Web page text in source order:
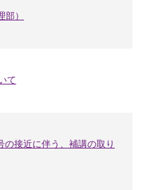
）
て
の接近に伴う、補講の取り